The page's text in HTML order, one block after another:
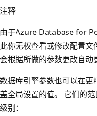
注释
由于Azure Database for
此你无权查看或修改配置文
会根据所做的参数更改自动
数据库引擎参数也可以在更
盖全局设置的值。 它们的
级别：